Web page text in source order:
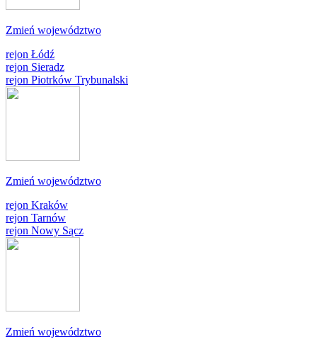
Zmień województwo
rejon Łódź
rejon Sieradz
rejon Piotrków Trybunalski
Zmień województwo
rejon Kraków
rejon Tarnów
rejon Nowy Sącz
Zmień województwo